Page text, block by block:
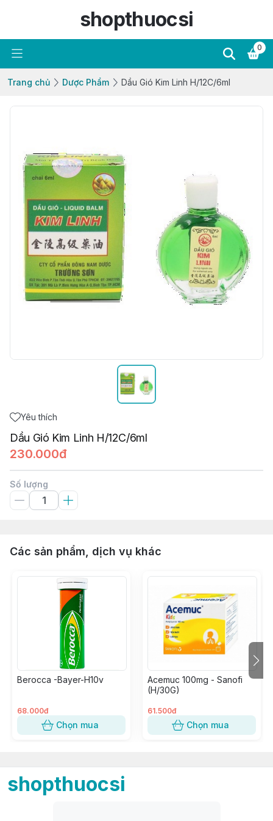
shopthuocsi
0
Trang chủ Dược Phẩm Dầu Gió Kim Linh H/12C/6ml
Yêu thích
Dầu Gió Kim Linh H/12C/6ml
230.000đ
Số lượng
Các sản phẩm, dịch vụ khác
Berocca -Bayer-H10v
68.000đ
Chọn mua
Acemuc 100mg - Sanofi
(H/30G)
61.500đ
Chọn mua
shopthuocsi